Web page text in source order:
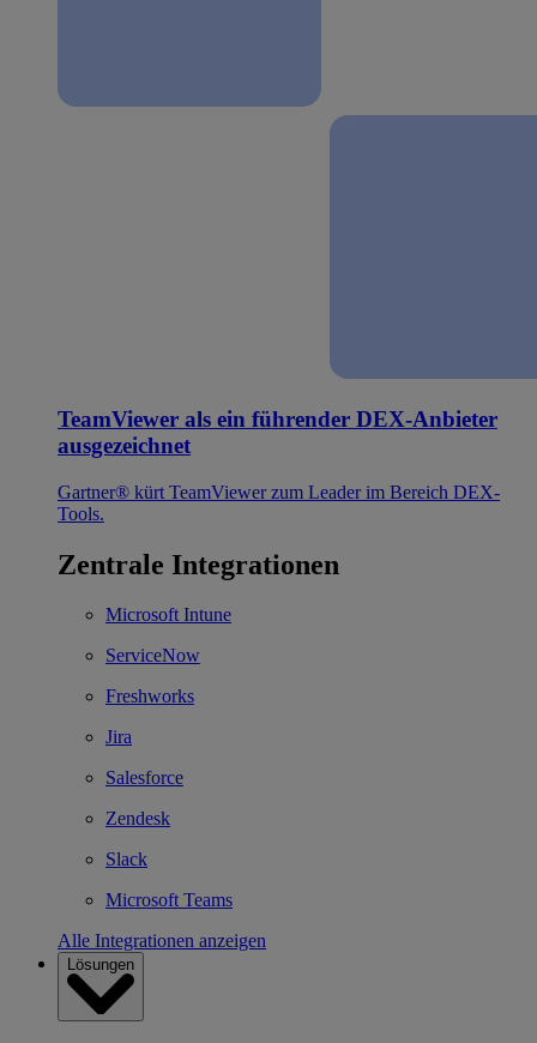
TeamViewer als ein führender DEX-Anbieter
ausgezeichnet
Gartner® kürt TeamViewer zum Leader im Bereich DEX-
Tools.
Zentrale Integrationen
Microsoft Intune
ServiceNow
Freshworks
Jira
Salesforce
Zendesk
Slack
Microsoft Teams
Alle Integrationen anzeigen
Lösungen